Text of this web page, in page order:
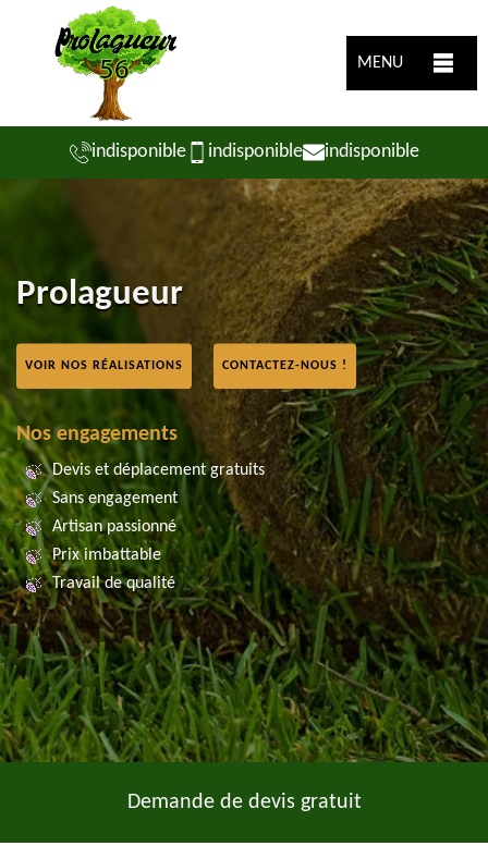
MENU
indisponible indisponible indisponible
Prolagueur
VOIR NOS RÉALISATIONS CONTACTEZ-NOUS !
Nos engagements
Devis et déplacement gratuits
Sans engagement
Artisan passionné
Prix imbattable
Travail de qualité
Demande de devis gratuit